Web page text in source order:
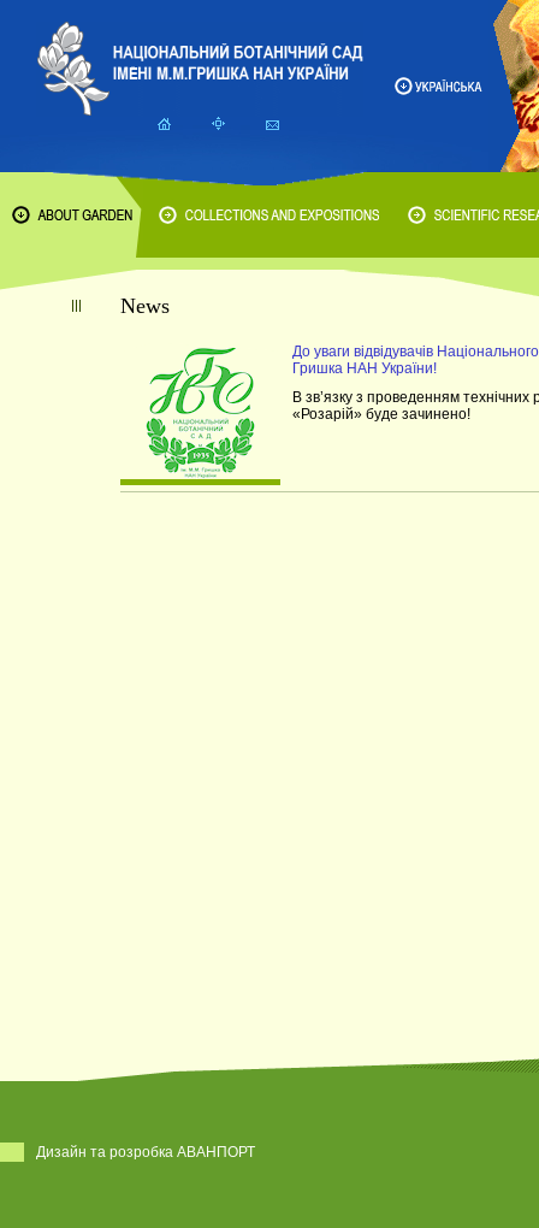
News
До уваги відвідувачів
Гришка НАН України!
В зв’язку з проведенням
«Розарій» буде зачинено!
Дизайн та розробка АВАНПОРТ